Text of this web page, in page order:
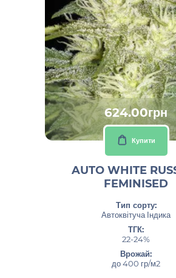
624.00грн
Купити
AUTO WHITE
FEMINISED
Тип сорту:
Автоквітуча Індика
ТГК:
22-24%
Врожай:
до 400 гр/м2